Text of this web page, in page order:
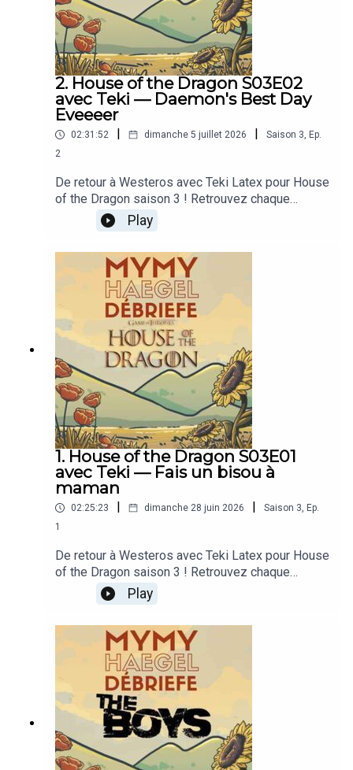
2. House of the Dragon S03E02
avec Teki — Daemon's Best Day
Eveeeer
02:31:52 dimanche 5 juillet 2026 Saison 3, Ep.
2
De retour à Westeros avec Teki Latex pour House
of the Dragon saison 3 ! Retrouvez chaque
semaine les débriefs des épisodes, en avant-
première sur Patreon 🫡Plus de Mymy
HaegelDans la vie, je suis créatrice de contenu
indépendante sur Internet ; vous pouvez me
rejoindre sur Twitch, sur Instagram et sur Patreon.
Je parle de féminisme et d’émotions, de jeux
vidéo et de séries télé, de recettes de cuisine et
de champignons, de bienveillance et de sel. Pour
recevoir mes podcasts en avance et sans pub,
abonnez-vous sur Patreon !
Play
1. House of the Dragon S03E01
avec Teki — Fais un bisou à
maman
02:25:23 dimanche 28 juin 2026 Saison 3, Ep.
1
De retour à Westeros avec Teki Latex pour House
of the Dragon saison 3 ! Retrouvez chaque
semaine les débriefs des épisodes, en avant-
première sur Patreon 🫡Plus de Mymy
HaegelDans la vie, je suis créatrice de contenu
indépendante sur Internet ; vous pouvez me
rejoindre sur Twitch, sur Instagram et sur Patreon.
Je parle de féminisme et d’émotions, de jeux
vidéo et de séries télé, de recettes de cuisine et
de champignons, de bienveillance et de sel. Pour
recevoir mes podcasts en avance et sans pub,
abonnez-vous sur Patreon !
Play